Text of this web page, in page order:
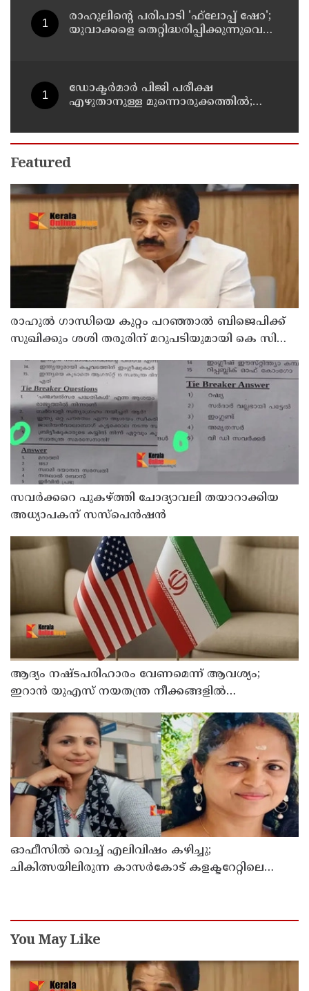
രാഹുലിന്റെ പരിപാടി 'ഫ്‌ലോപ്പ് ഷോ';
യുവാക്കളെ തെറ്റിദ്ധരിപ്പിക്കുന്നുവെന്ന്
ഡോക്ടര്‍മാര്‍ പിജി പരീക്ഷ
എഴുതാനുള്ള മുന്നൊരുക്കത്തില്‍;
കുടുംബാരോഗ്യ കേന്ദ്രം അടച്ചുപൂട്ടി
Featured
രാഹുല്‍ ഗാന്ധിയെ കുറ്റം പറഞ്ഞാല്‍ ബിജെപിക്ക്
സുഖിക്കും ശശി തരൂരിന് മറുപടിയുമായി കെ സി
വേണുഗോപാല്‍
സവര്‍ക്കറെ പുകഴ്ത്തി ചോദ്യാവലി തയാറാക്കിയ
അധ്യാപകന് സസ്‌പെന്‍ഷന്‍
ആദ്യം നഷ്ടപരിഹാരം വേണമെന്ന് ആവശ്യം;
ഇറാന്‍ യുഎസ് നയതന്ത്ര നീക്കങ്ങളില്‍
അനിശ്ചിതത്വം
ഓഫീസില്‍ വെച്ച് എലിവിഷം കഴിച്ചു;
ചികിത്സയിലിരുന്ന കാസര്‍കോട് കളക്ടറേറ്റിലെ
You May Like